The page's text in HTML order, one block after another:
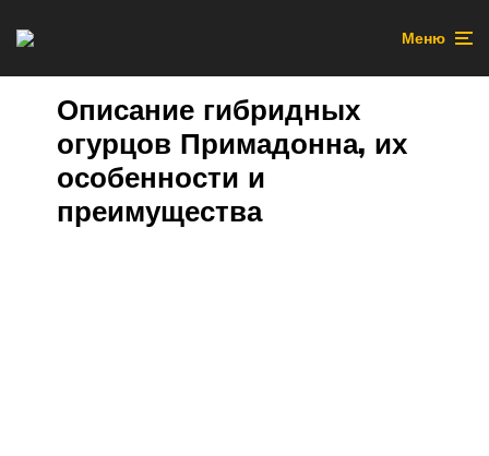
Меню
Описание гибридных
огурцов Примадонна, их
особенности и
преимущества